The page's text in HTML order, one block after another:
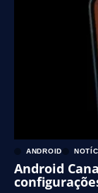
ANDROID
Android